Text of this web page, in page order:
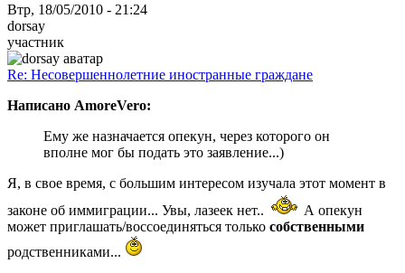
Втр, 18/05/2010 - 21:24
dorsay
участник
Re: Несовершеннолетние иностранные граждане
Написано AmoreVero:
Ему же назначается опекун, через которого он
вполне мог бы подать это заявление...)
Я, в свое время, с большим интересом изучала этот момент в
законе об иммиграции... Увы, лазеек нет..
А опекун
может приглашать/воссоединяться только собственными
родственниками...